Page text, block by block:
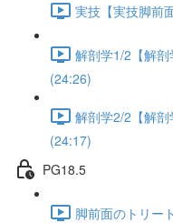
実技【実技脚前
解剖学1/2【解
(24:26)
解剖学2/2【解
(24:17)
PG18.5
脚前面のトリー